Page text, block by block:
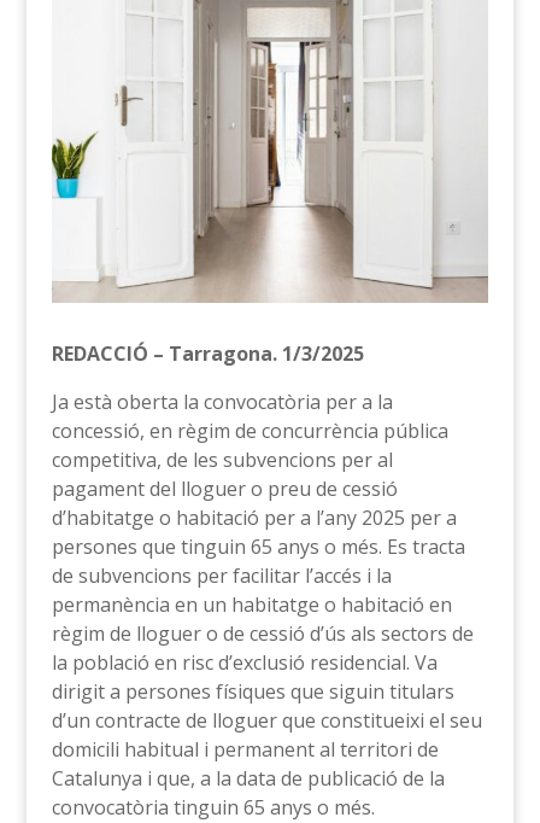
REDACCIÓ – Tarragona. 1/3/2025
Ja està oberta la convocatòria per a la
concessió, en règim de concurrència pública
competitiva, de les subvencions per al
pagament del lloguer o preu de cessió
d’habitatge o habitació per a l’any 2025 per a
persones que tinguin 65 anys o més. Es tracta
de subvencions per facilitar l’accés i la
permanència en un habitatge o habitació en
règim de lloguer o de cessió d’ús als sectors de
la població en risc d’exclusió residencial. Va
dirigit a persones físiques que siguin titulars
d’un contracte de lloguer que constitueixi el seu
domicili habitual i permanent al territori de
Catalunya i que, a la data de publicació de la
convocatòria tinguin 65 anys o més.